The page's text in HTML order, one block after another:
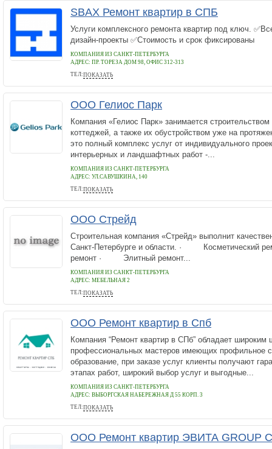
SBAX Ремонт квартир в СПБ
Услуги комплексного ремонта квартир под ключ.
дизайн‑проекты ✅Стоимость и срок фиксированы
КОМПАНИЯ ИЗ САНКТ-ПЕТЕРБУРГА
АДРЕС: ПР. ТОРЕЗА ДОМ 98, ОФИС 312-313
ТЕЛ:ПОКАЗАТЬ
+78126605520
ООО Гелиос Парк
Компания «Гелиос Парк» занимается
коттеджей, а также их обустройством уже на
это полный комплекс услуг от индивидуального
интерьерных и ландшафтных работ -...
КОМПАНИЯ ИЗ САНКТ-ПЕТЕРБУРГА
АДРЕС: УЛ.САВУШКИНА, 140
ТЕЛ:ПОКАЗАТЬ
8 (812) 313-55-75, 8 (812) 932-62-67
ООО Стрейд
Строительная компания «Стрейд» выполнит
Санкт-Петербурге и области. · Косметический
ремонт · Элитный ремонт...
КОМПАНИЯ ИЗ САНКТ-ПЕТЕРБУРГА
АДРЕС: МЕБЕЛЬНАЯ 2
ТЕЛ:ПОКАЗАТЬ
89046437336
ООО Ремонт квартир в Спб
Компания “Ремонт квартир в СПб” обладает широким
профессиональных мастеров имеющих профильное
образование, при заказе услуг клиенты получают
этапах работ, широкий выбор услуг и выгодные...
КОМПАНИЯ ИЗ САНКТ-ПЕТЕРБУРГА
АДРЕС: ВЫБОРГСКАЯ НАБЕРЕЖНАЯ Д 55 КОРП. 3
ТЕЛ:ПОКАЗАТЬ
+7 (923) 116-77-71
ООО Ремонт квартир ЭВИТА GROUP